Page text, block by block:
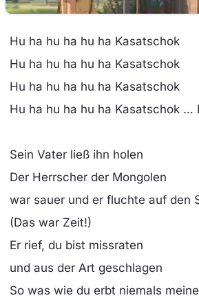
Hu ha hu ha hu ha Kasatschok
Hu ha hu ha hu ha Kasatschok
Hu ha hu ha hu ha Kasatschok
Hu ha hu ha hu ha Kasatschok …
Sein Vater ließ ihn holen
Der Herrscher der Mongolen
war sauer und er fluchte auf den
(Das war Zeit!)
Er rief, du bist missraten
und aus der Art geschlagen
So was wie du erbt niemals